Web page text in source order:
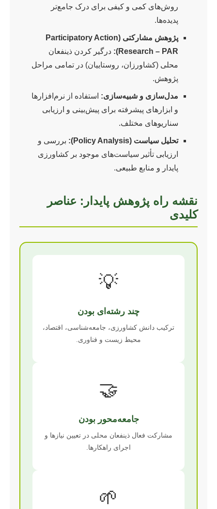
روش‌های کمی و کیفی برای درک جامع‌تر
پدیده‌ها.
پژوهش مشارکتی (Participatory Action
Research – PAR):
درگیر کردن ذینفعان
محلی (کشاورزان، روستاییان) در تمامی مراحل
پژوهش.
مدل‌سازی و شبیه‌سازی: استفاده از نرم‌افزارها
و ابزارهای پیشرفته برای پیش‌بینی و ارزیابی
سناریوهای مختلف.
تحلیل سیاست (Policy Analysis):
بررسی و
ارزیابی تأثیر سیاست‌های موجود بر کشاورزی
پایدار و منابع طبیعی.
نقشه راه پژوهش پایدار: عناصر
کلیدی
💡
چند رشته‌ای بودن
ترکیب دانش کشاورزی، جامعه‌شناسی، اقتصاد،
محیط زیست و فناوری.
🤝
جامعه‌محور بودن
مشارکت فعال ذینفعان محلی در تعیین نیازها و
اجرای راهکارها.
🌱